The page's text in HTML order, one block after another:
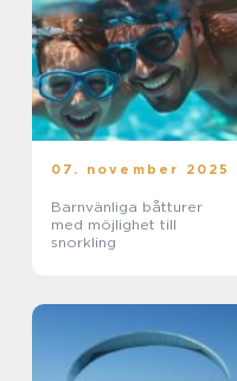
07. november 2025
Barnvänliga båtturer
med möjlighet till
snorkling